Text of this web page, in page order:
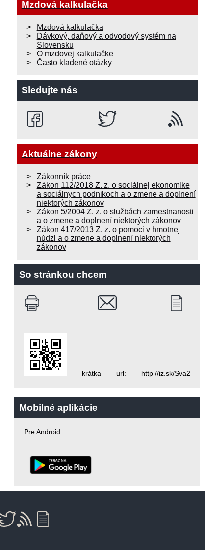
Mzdová kalkulačka
Mzdová kalkulačka
Dávkový, daňový a odvodový systém na
Slovensku
O mzdovej kalkulačke
Často kladené otázky
Sledujte nás
Aktuálne zákony
Zákonník práce
Zákon 112/2018 Z. z. o sociálnej ekonomike
a sociálnych podnikoch a o zmene a doplnení
niektorých zákonov
Zákon 5/2004 Z. z. o službách zamestnanosti
a o zmene a doplnení niektorých zákonov
Zákon 417/2013 Z. z. o pomoci v hmotnej
núdzi a o zmene a doplnení niektorých
zákonov
So stránkou chcem
krátka url: http://iz.sk/Sva2
Mobilné aplikácie
PreAndroid